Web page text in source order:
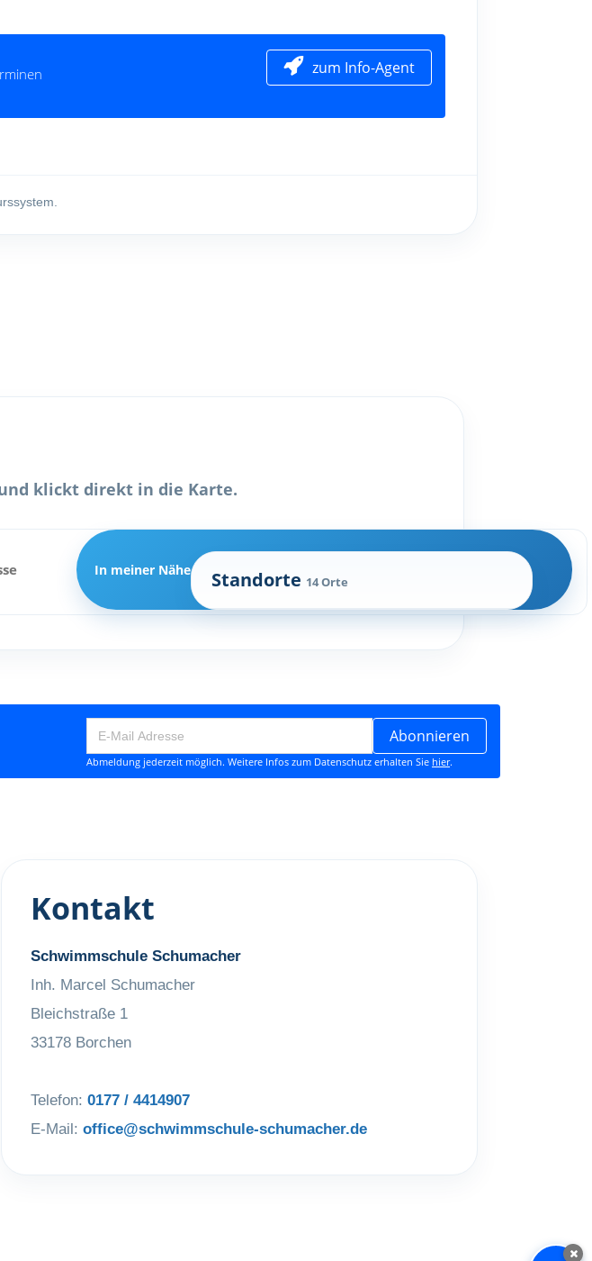
klickt direkt in die Karte.
In meiner Nähe Standorte 14 Orte
Abonnieren
Abmeldung jederzeit möglich. Weitere Infos zum Datenschutz erhalten Sie hier.
Kontakt
Schwimmschule Schumacher
Inh. Marcel Schumacher
Bleichstraße 1
33178 Borchen
Telefon: 0177 / 4414907
E-Mail: office@schwimmschule-schumacher.de